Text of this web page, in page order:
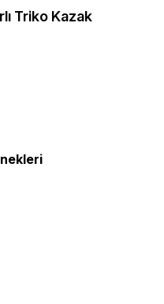
Triko Kazak